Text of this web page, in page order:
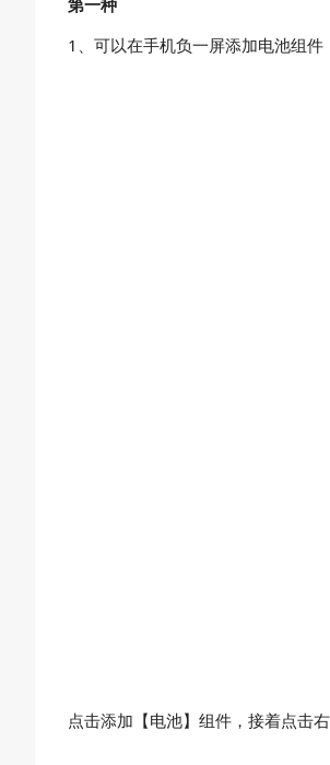
第一种
1、可以在手机负一屏添加电池组
点击添加【电池】组件，接着点击